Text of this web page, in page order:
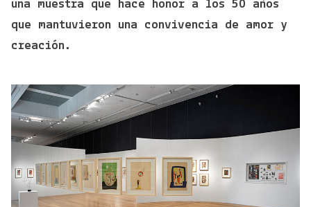
una muestra que hace honor a los 50 años
que mantuvieron una convivencia de amor y
creación.